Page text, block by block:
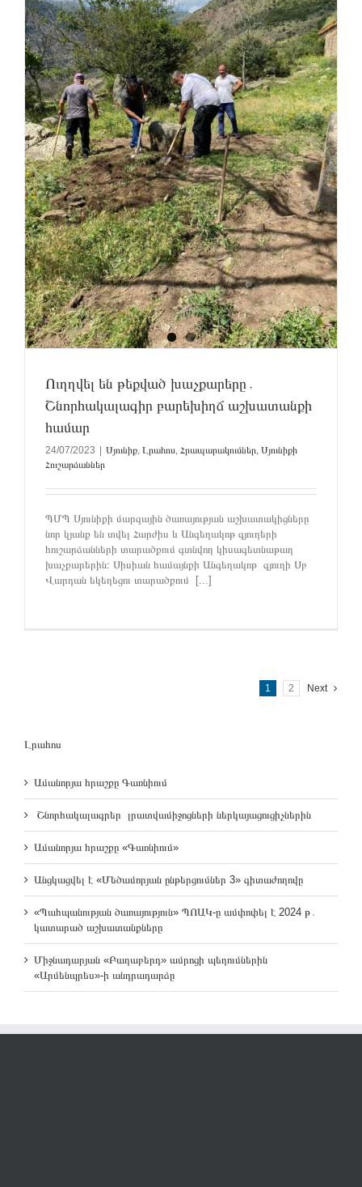
Ուղղվել են թեքված խաչքարերը․
Շնորհակալագիր բարեխիղճ աշխատանքի
համար
24/07/2023 Սյունիք, Լրահոս, Հրապարակումներ, Սյունիքի
Հուշարձաններ
ՊՄՊ Սյունիքի մարզային ծառայության աշխատակիցները
նոր կյանք են տվել Հարժիս և Անգեղակոթ գյուղերի
հուշարձանների տարածքում գտնվող կիսագետնաթաղ
խաչքարերին։ Սիսիան համայնքի Անգեղակոթ գյուղի Սբ
Վարդան եկեղեցու տարածքում [...]
1 2 Next
Լրահոս
Ամանորյա հրաշքը Գառնիում
Շնորհակալագրեր լրատվամիջոցների ներկայացուցիչներին
Ամանորյա հրաշքը «Գառնիում»
Անցկացվել է «Մեծամորյան ընթերցումներ 3» գիտաժողովը
«Պահպանության ծառայություն» ՊՈԱԿ-ը ամփոփել է 2024 թ․
կատարած աշխատանքները
Միջնադարյան «Բաղաբերդ» ամրոցի պեղումներին
«Արմենպրես»-ի անդրադարձը